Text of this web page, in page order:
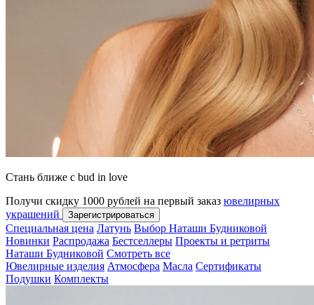
Стань ближе с bud in love
Получи скидку 1000 рублей на первый заказ ювелирных
украшений
Зарегистрироваться
Специальная цена Латунь Выбор Наташи Будниковой
Новинки Распродажа Бестселлеры Проекты и ретриты
Наташи Будниковой Смотреть все
Ювелирные изделия Атмосфера Масла Сертификаты
Подушки Комплекты